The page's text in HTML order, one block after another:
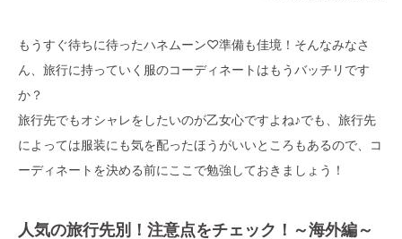
もうすぐ待ちに待ったハネムーン♡準備も佳境！そんなみなさ
ん、旅行に持っていく服のコーディネートはもうバッチリです
か？
旅行先でもオシャレをしたいのが乙女心ですよね♪でも、旅行先
によっては服装にも気を配ったほうがいいところもあるので、コ
ーディネートを決める前にここで勉強しておきましょう！
人気の旅行先別！注意点をチェック！～海外編～